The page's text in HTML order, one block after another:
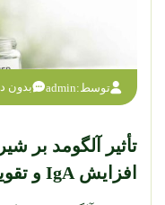
توسط:admin بدون
تأثیر آلگومد بر
افزایش IgA و تقویت ایمنی نوزاد